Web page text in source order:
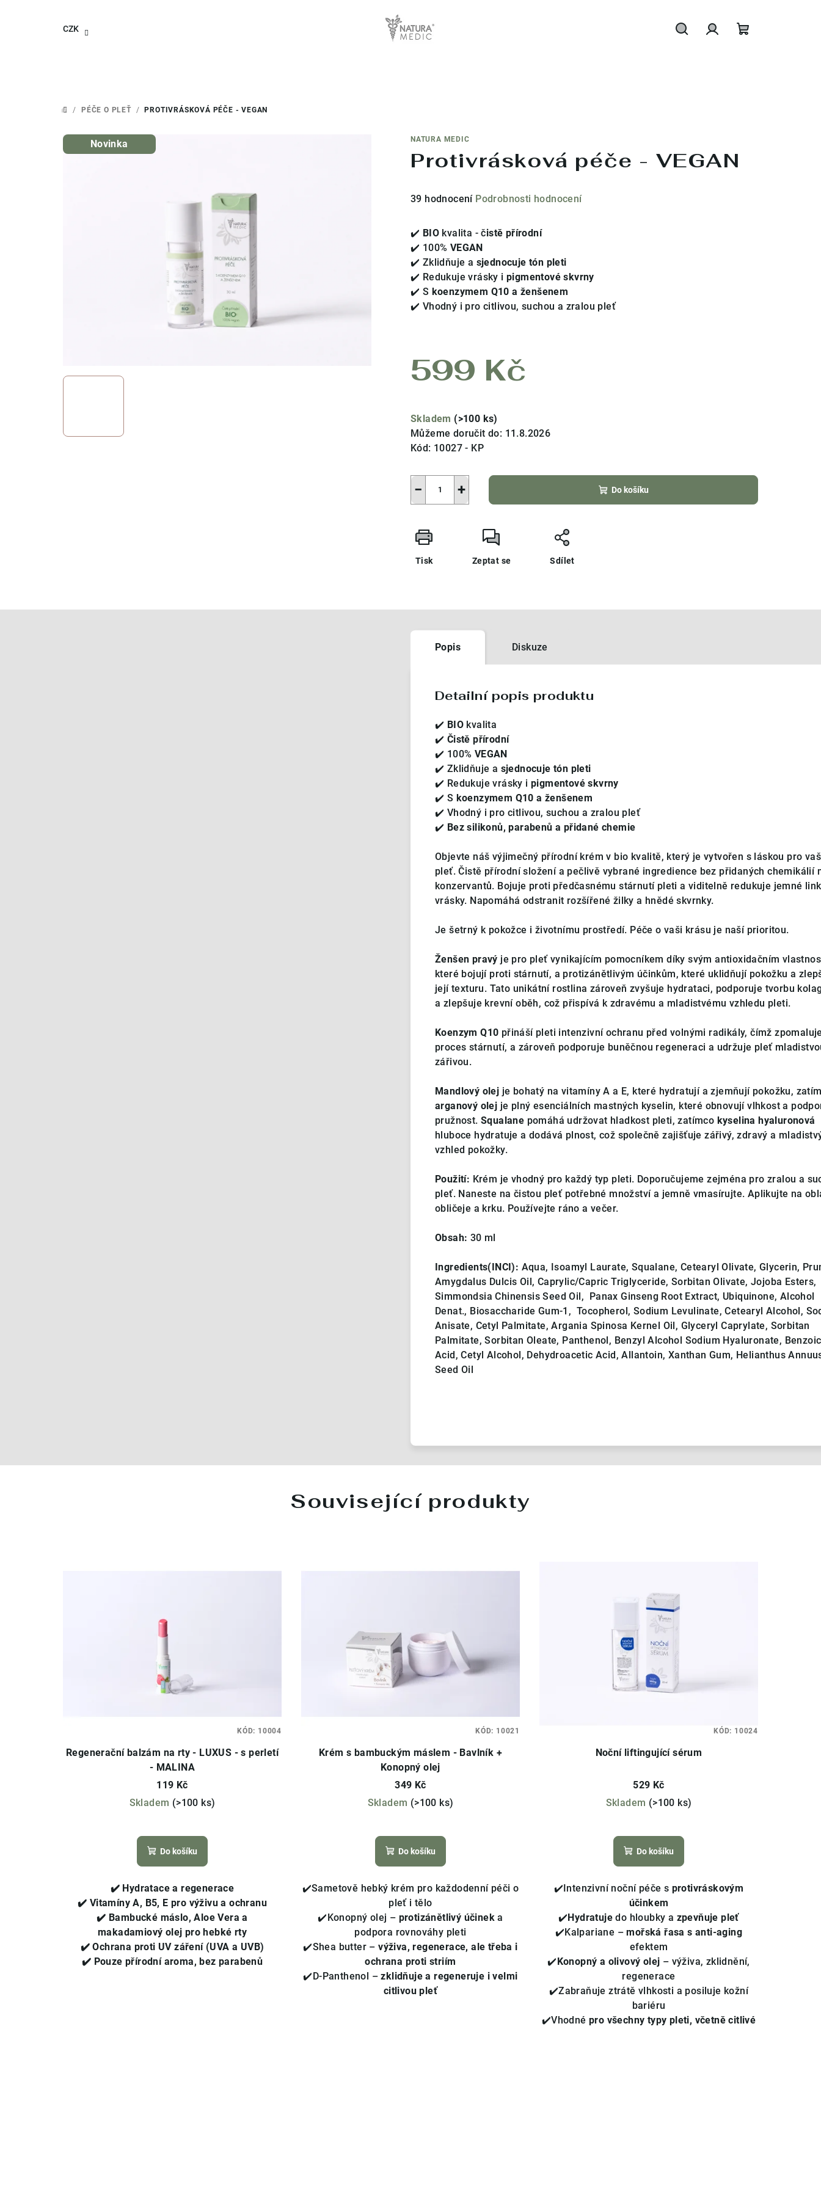
CZK
DOMŮ
/ PÉČE O PLEŤ / PROTIVRÁSKOVÁ PÉČE - VEGAN
NATURA MEDIC
Protivrásková péče - VEGAN
Průměrné
produktu
je
4,4
hvězdiček.
39 hodnocení Podrobnosti hodnocení
✔️ BIO kvalita - čistě přírodní
✔️ 100% VEGAN
✔️ Zklidňuje a sjednocuje tón pleti
✔️ Redukuje vrásky i pigmentové skvrny
✔️ S koenzymem Q10 a ženšenem
✔️ Vhodný i pro citlivou, suchou a zralou pleť
599 Kč
cena:
Skladem (>100 ks)
Můžeme doručit do: 11.8.2026
Kód: 10027 - KP
+
− Do košíku
Tisk Zeptat se Sdílet
Novinka
Popis Diskuze
Detailní popis produktu
✔️ BIO kvalita
✔️ Čistě přírodní
✔️ 100% VEGAN
✔️ Zklidňuje a sjednocuje tón pleti
✔️ Redukuje vrásky i pigmentové skvrny
✔️ S koenzymem Q10 a ženšenem
✔️ Vhodný i pro citlivou, suchou a zralou pleť
✔️ Bez silikonů, parabenů a přidané chemie
Objevte náš výjimečný přírodní krém v bio kvalitě, který je vytvořen s láskou pro
pleť. Čistě přírodní složení a pečlivě vybrané ingredience bez přidaných chemikálií
konzervantů. Bojuje proti předčasnému stárnutí pleti a viditelně redukuje jemné
vrásky. Napomáhá odstranit rozšířené žilky a hnědé skvrnky.
Je šetrný k pokožce i životnímu prostředí. Péče o vaši krásu je naší prioritou.
Ženšen pravý je pro pleť vynikajícím pomocníkem díky svým antioxidačním
které bojují proti stárnutí, a protizánětlivým účinkům, které uklidňují pokožku a
její texturu. Tato unikátní rostlina zároveň zvyšuje hydrataci, podporuje tvorbu
a zlepšuje krevní oběh, což přispívá k zdravému a mladistvému vzhledu pleti.
Koenzym Q10 přináší pleti intenzivní ochranu před volnými radikály, čímž
proces stárnutí, a zároveň podporuje buněčnou regeneraci a udržuje pleť
zářivou.
Mandlový olej je bohatý na vitamíny A a E, které hydratují a zjemňují pokožku,
arganový olej je plný esenciálních mastných kyselin, které obnovují vlhkost a
pružnost.Squalane pomáhá udržovat hladkost pleti, zatímco kyselina hyaluronová
hluboce hydratuje a dodává plnost, což společně zajišťuje zářivý, zdravý a
vzhled pokožky.
Použití: Krém je vhodný pro každý typ pleti. Doporučujeme zejména pro zralou a
pleť. Naneste na čistou pleť potřebné množství a jemně vmasírujte. Aplikujte na
obličeje a krku. Používejte ráno a večer.
Obsah: 30 ml
Ingredients(INCI): Aqua, Isoamyl Laurate, Squalane, Cetearyl Olivate, Glycerin,
Amygdalus Dulcis Oil, Caprylic/Capric Triglyceride, Sorbitan Olivate, Jojoba Esters,
Simmondsia Chinensis Seed Oil, Panax Ginseng Root Extract, Ubiquinone, Alcohol
Denat., Biosaccharide Gum-1, Tocopherol, Sodium Levulinate, Cetearyl Alcohol,
Anisate, Cetyl Palmitate, Argania Spinosa Kernel Oil, Glyceryl Caprylate, Sorbitan
Palmitate, Sorbitan Oleate, Panthenol, Benzyl Alcohol Sodium Hyaluronate, Benzoic
Acid, Cetyl Alcohol, Dehydroacetic Acid, Allantoin, Xanthan Gum, Helianthus
Seed Oil
Související produkty
Regenerační balzám na rty - LUXUS - s perletí
- MALINA
119 Kč
Skladem (>100 ks)
hodnocení
produktu
je
4,2
z
5
hvězdiček.
Do košíku
✔️ Hydratace a regenerace
✔️ Vitamíny A, B5, E pro výživu a ochranu
✔️ Bambucké máslo, Aloe Vera a
makadamiový olej pro hebké rty
✔️ Ochrana proti UV záření (UVA a UVB)
✔️ Pouze přírodní aroma, bez parabenů
KÓD: 10004
Krém s bambuckým máslem - Bavlník +
Konopný olej
349 Kč
Skladem (>100 ks)
hodnocení
produktu
je
4,1
z
5
hvězdiček.
Do košíku
✔️Sametově hebký krém pro každodenní péči o
pleť i tělo
✔️Konopný olej – protizánětlivý účineka
podpora rovnováhy pleti
✔️Shea butter –výživa, regenerace, ale třeba i
ochrana proti striím
✔️D-Panthenol –zklidňuje a regeneruje i velmi
citlivou pleť
KÓD: 10021
Noční liftingující sérum
529 Kč
Skladem (>100 ks)
hodnocení
produktu
je
4,1
z
5
hvězdiček.
Do košíku
✔️Intenzivní noční péče s protivráskovým
účinkem
✔️Hydratuje do hloubky a zpevňuje pleť
✔️Kalpariane –mořská řasa s anti-aging
efektem
✔️Konopný a olivový olej – výživa, zklidnění,
regenerace
✔️Zabraňuje ztrátě vlhkosti a posiluje kožní
bariéru
✔️Vhodné pro všechny typy pleti, včetně citlivé
KÓD: 10024